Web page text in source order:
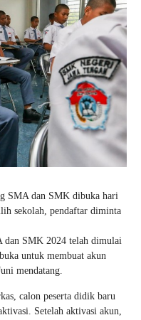
SMA dan SMK dibuka hari
sekolah, pendaftar diminta
dan SMK 2024 telah dimulai
untuk membuat akun
mendatang.
calon peserta didik baru
Setelah aktivasi akun,